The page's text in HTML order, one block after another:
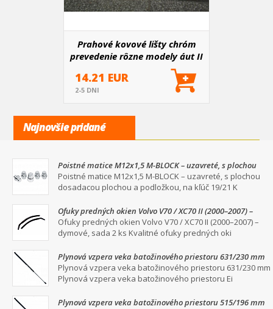
Prahové kovové lišty chróm
prevedenie rôzne modely áut II
14.21 EUR
2-5 DNI
Najnovšie pridané
Poistné matice M12x1,5 M-BLOCK – uzavreté, s plochou
dosadacou plochou a podložkou, na kľúč 19/21
Poistné matice M12x1,5 M-BLOCK – uzavreté, s plochou
dosadacou plochou a podložkou, na kľúč 19/21 K
Ofuky predných okien Volvo V70 / XC70 II (2000–2007) –
dymové, sada 2 ks
Ofuky predných okien Volvo V70 / XC70 II (2000–2007) –
dymové, sada 2 ks Kvalitné ofuky predných oki
Plynová vzpera veka batožinového priestoru 631/230 mm
Plynová vzpera veka batožinového priestoru 631/230 mm
Plynová vzpera veka batožinového priestoru Ei
Plynová vzpera veka batožinového priestoru 515/196 mm